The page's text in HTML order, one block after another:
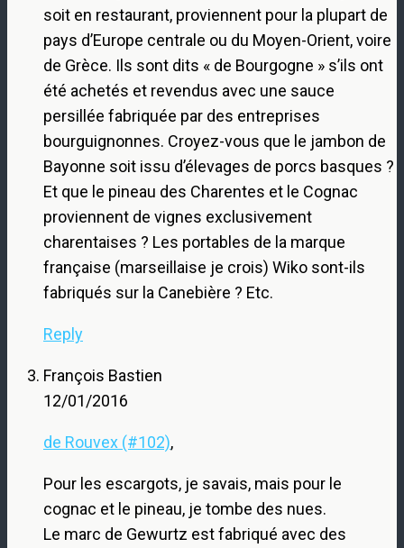
soit en restaurant, proviennent pour la plupart de
pays d’Europe centrale ou du Moyen-Orient, voire
de Grèce. Ils sont dits « de Bourgogne » s’ils ont
été achetés et revendus avec une sauce
persillée fabriquée par des entreprises
bourguignonnes. Croyez-vous que le jambon de
Bayonne soit issu d’élevages de porcs basques ?
Et que le pineau des Charentes et le Cognac
proviennent de vignes exclusivement
charentaises ? Les portables de la marque
française (marseillaise je crois) Wiko sont-ils
fabriqués sur la Canebière ? Etc.
Reply
François Bastien
12/01/2016
de Rouvex (#102),
Pour les escargots, je savais, mais pour le
cognac et le pineau, je tombe des nues.
Le marc de Gewurtz est fabriqué avec des